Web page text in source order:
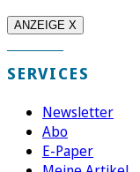
ANZEIGE X
SERVICES
Newsletter
Abo
E-Paper